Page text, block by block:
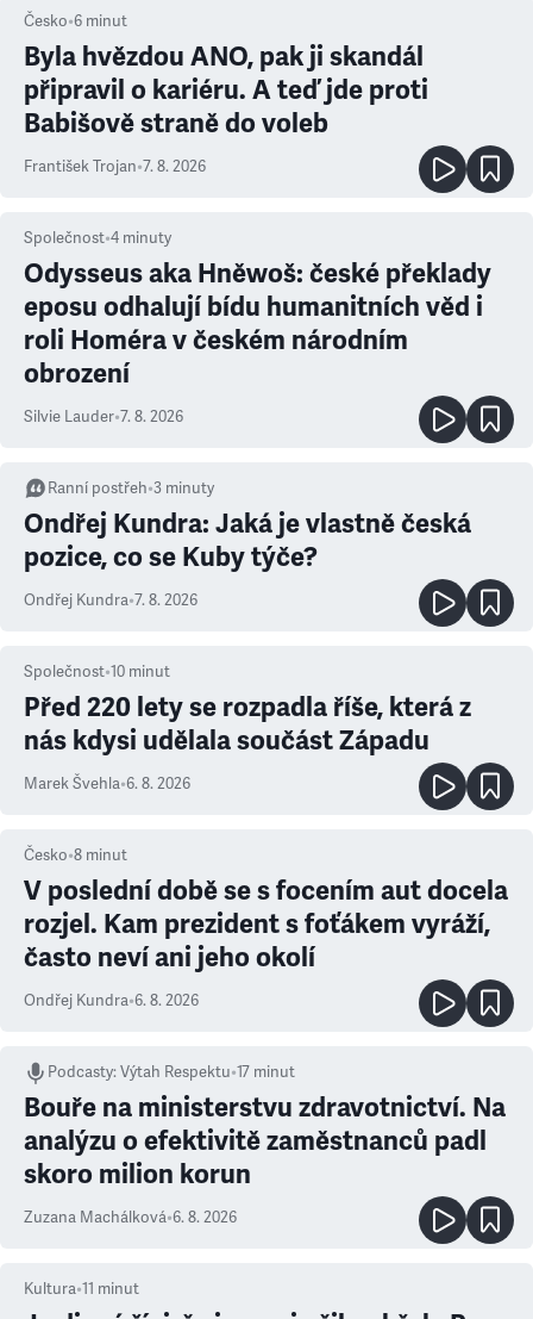
Česko•6 minut
Byla hvězdou ANO, pak ji skandál
připravil o kariéru. A teď jde proti
Babišově straně do voleb
František Trojan•7. 8. 2026
Společnost•4 minuty
Odysseus aka Hněwoš: české překlady
eposu odhalují bídu humanitních věd i
roli Homéra v českém národním
obrození
Silvie Lauder•7. 8. 2026
Ranní postřeh•3 minuty
Ondřej Kundra: Jaká je vlastně česká
pozice, co se Kuby týče?
Ondřej Kundra•7. 8. 2026
Společnost•10 minut
Před 220 lety se rozpadla říše, která z
nás kdysi udělala součást Západu
Marek Švehla•6. 8. 2026
Česko•8 minut
V poslední době se s focením aut docela
rozjel. Kam prezident s foťákem vyráží,
často neví ani jeho okolí
Ondřej Kundra•6. 8. 2026
Podcasty:Výtah Respektu•17 minut
Bouře na ministerstvu zdravotnictví. Na
analýzu o efektivitě zaměstnanců padl
skoro milion korun
Zuzana Machálková•6. 8. 2026
Kultura•11 minut